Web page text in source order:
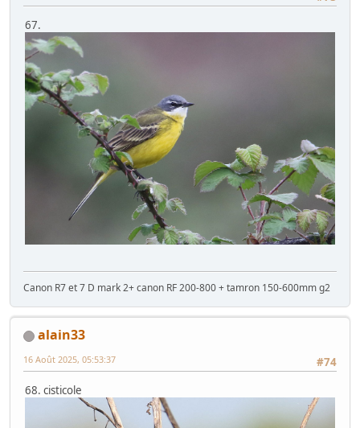
67.
Canon R7 et 7 D mark 2+ canon RF 200-800 + tamron 150-600mm g2
alain33
#74
16 Août 2025, 05:53:37
68. cisticole